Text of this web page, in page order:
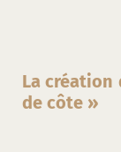
La création
de côte »